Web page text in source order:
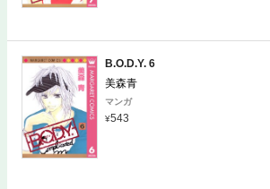
B.O.D.Y. 6
美森青
マンガ
543